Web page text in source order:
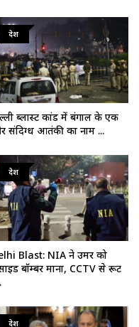
देश
ब्लास्ट कांड में बंगाल के एक
संदिग्ध आतंकी का नाम ...
देश
Blast: NIA ने उमर को
बॉम्बर माना, CCTV से रूट
देश